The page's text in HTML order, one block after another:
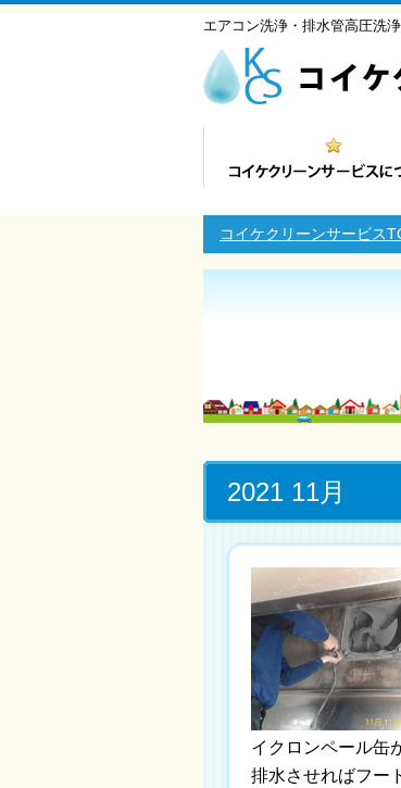
エアコン洗浄・排水管高圧洗
コイケクリーンサービス
2021 11月
イクロンペール缶
排水させればフー